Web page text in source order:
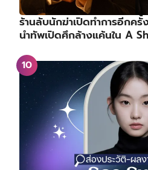
ร้านลับนักฆ่าเปิดทำการอีกค
นำทัพเปิดศึกล้างแค้นใน A